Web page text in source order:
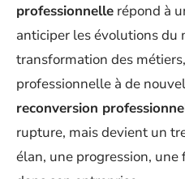
professionnelle répond à
anticiper les évolutions du
transformation des
professionnelle à de
reconversion
rupture, mais devient un
élan, une progression, une